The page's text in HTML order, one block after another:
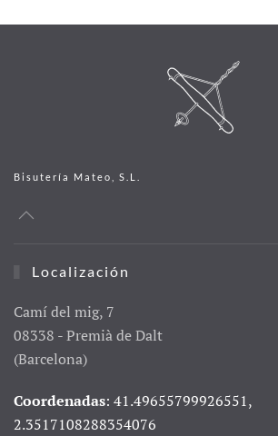
Bisutería Mateo, S.L.
Localización
Camí del mig, 7
08338 - Premià de Dalt
(Barcelona)
Coordenadas: 41.49655799926551,
2.3517108288354076